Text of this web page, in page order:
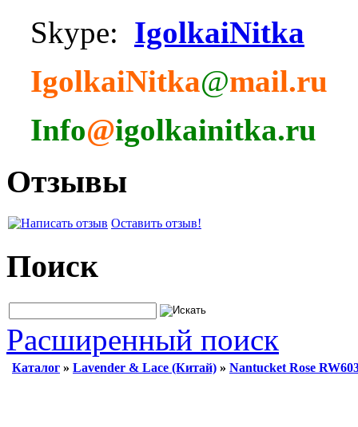
Skype: IgolkaiNitka
IgolkaiNitka@mail.ru
Info@igolkainitka.ru
Отзывы
Оставить отзыв!
Поиск
Расширенный поиск
Каталог » Lavender & Lace (Китай) » Nantucket Rose